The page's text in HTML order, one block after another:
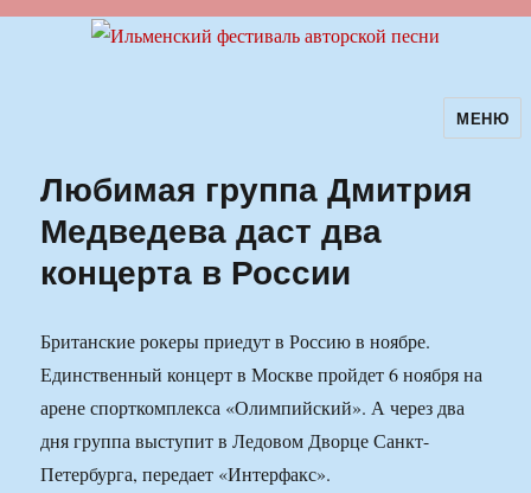
Ильменский фестиваль авторскойМЕНЮ
Любимая группа Дмитрия
Медведева даст два
концерта в России
Британские рокеры приедут в Россию в ноябре.
Единственный концерт в Москве пройдет 6 ноября на
арене спорткомплекса «Олимпийский». А через два
дня группа выступит в Ледовом Дворце Санкт-
Петербурга, передает «Интерфакс».